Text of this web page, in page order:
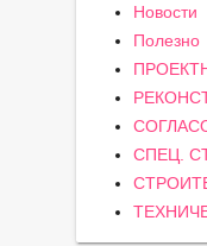
Новости
Полезно
СПЕЦ.